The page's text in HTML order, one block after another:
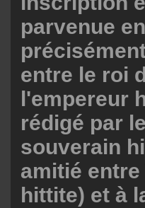
parvenue
entre le roi
l'empereur
rédigé par
souverain
amitié
hittite) et à